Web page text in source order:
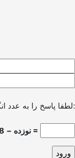
لطفا پاسخ را به عدد انگلیسی وارد کنید:
نوزده − 8 =